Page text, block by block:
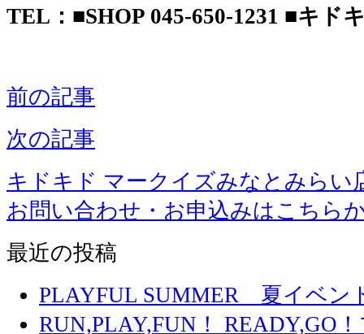
TEL：■SHOP 045-650-1231 ■キド
前の記事
次の記事
キドキド マークイズみなとみらい
お問い合わせ・お申込みはこちら
最近の投稿
PLAYFUL SUMMER 夏イベ
RUN,PLAY,FUN！ READY,GO